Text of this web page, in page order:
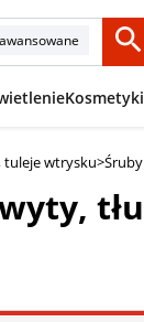
Kosmetyki
tuleje wtrysku>